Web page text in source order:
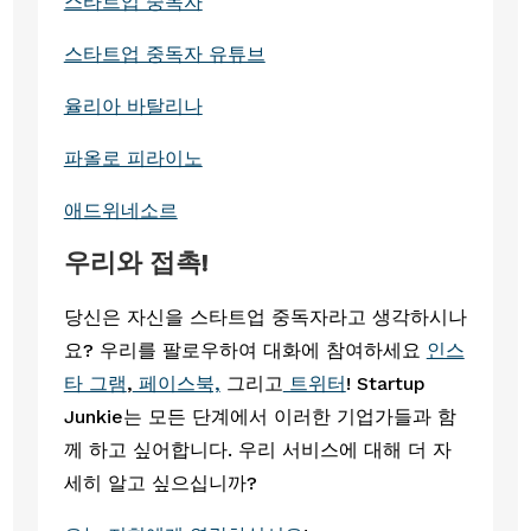
스타트업 중독자 유튜브
율리아 바탈리나
파올로 피라이노
애드위네소르
우리와 접촉!
당신은 자신을 스타트업 중독자라고 생각하시나
요? 우리를 팔로우하여 대화에 참여하세요 인스
타 그램, 페이스북, 그리고 트위터! Startup
Junkie는 모든 단계에서 이러한 기업가들과 함
께 하고 싶어합니다. 우리 서비스에 대해 더 자
세히 알고 싶으십니까?